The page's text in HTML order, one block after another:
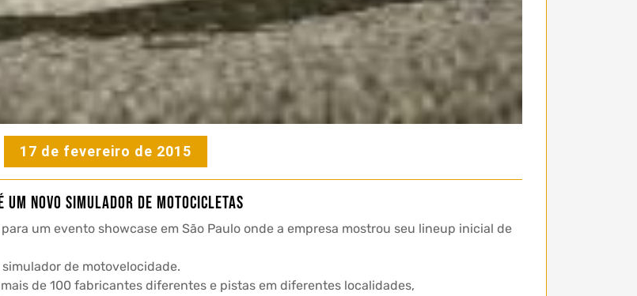
17 de fevereiro de 2015
é um novo simulador de motocicletas
para um evento showcase em São Paulo onde a empresa mostrou seu lineup inicial de
simulador de motovelocidade.
de 100 fabricantes diferentes e pistas em diferentes localidades,